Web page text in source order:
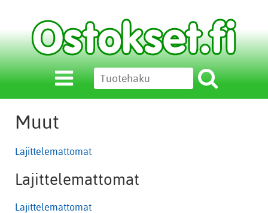
Muut
Lajittelemattomat
Lajittelemattomat
Lajittelemattomat